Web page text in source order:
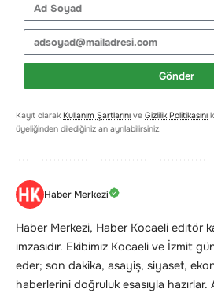
Gönder
Kayıt olarak Kullanım Şartlarını ve Gizlilik Politikasını
üyeliğinden dilediğiniz an ayrılabilirsiniz.
Haber Merkezi
Haber Merkezi, Haber Kocaeli editör
imzasıdır. Ekibimiz Kocaeli ve İzmit
eder; son dakika, asayiş, siyaset,
haberlerini doğruluk esasıyla hazırlar.